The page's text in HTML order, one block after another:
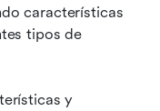
características
tipos de
y